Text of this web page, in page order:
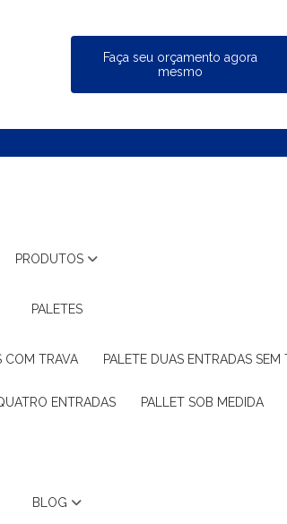
Faça seu orçamento agora
mesmo
PRODUTOS
PALETES
COM TRAVA PALETE DUAS ENTRADAS SEM
ENTRADAS PALLET SOB MEDIDA
BLOG